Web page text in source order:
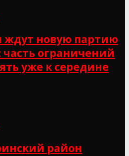
ждут новую партию
часть ограничений
уже к середине
район